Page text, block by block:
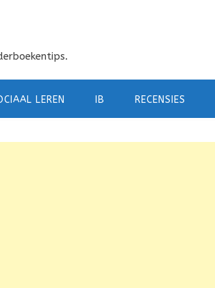
LEREN IB RECENSIES